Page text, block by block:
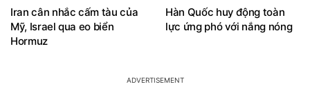
Iran cân nhắc cấm tàu của
Mỹ, Israel qua eo biển
Hormuz
Hàn Quốc huy động toàn
lực ứng phó với nắng nóng